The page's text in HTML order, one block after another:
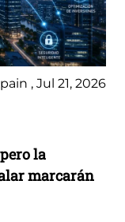
, Jul 21, 2026
la
marcarán